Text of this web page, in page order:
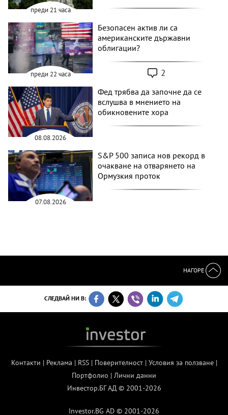
преди 21 часа
преди 22 часа
Безопасен актив ли са
американските държавни
облигации?
2
08.08.2026
Фед трябва да започне да се
вслушва в мнението на
обикновените хора
07.08.2026
S&P 500 записа нов рекорд в
очакване на отварянето на
Ормузкия проток
НАГОРЕ
СЛЕДВАЙ НИ В:
Контакти | Реклама | RSS| Поверителност| Условия за ползване|
Портфолио | Лични данни
Инвестор.БГ АД © 2001-2026
Investor.BG AD © 2001-2026